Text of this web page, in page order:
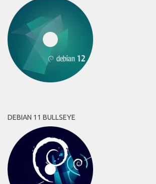
DEBIAN 11 BULLSEYE